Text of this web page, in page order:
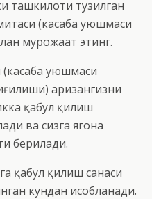
ташкилоти тузилган
(касаба уюшмаси
мурожаат этинг.
уюшмаси
аризангизни
қабул қилиш
ва сизга ягона
берилади.
қабул қилиш санаси
кундан ҳисобланади.